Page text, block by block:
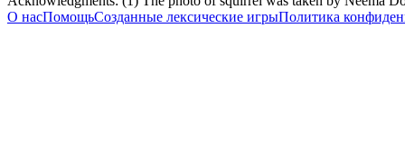
О насПомощьСозданные лексические игрыПолитика